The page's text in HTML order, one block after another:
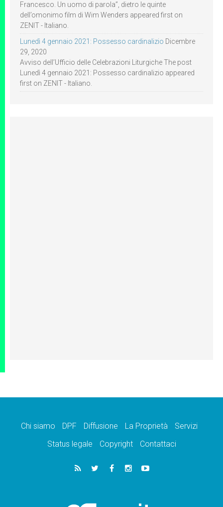
Francesco. Un uomo di parola”, dietro le quinte
dell’omonimo film di Wim Wenders appeared first on
ZENIT - Italiano.
Lunedì 4 gennaio 2021: Possesso cardinalizio Dicembre
29, 2020
Avviso dell’Ufficio delle Celebrazioni Liturgiche The post
Lunedì 4 gennaio 2021: Possesso cardinalizio appeared
first on ZENIT - Italiano.
Chi siamo DPF Diffusione La Proprietà
Servizi
Status legale
Copyright Contattaci